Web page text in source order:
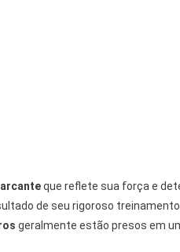
que reflete sua força e
de seu rigoroso
geralmente estão presos em